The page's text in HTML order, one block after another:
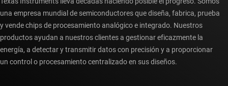
una empresa mundial de semiconductores que diseña, fabrica, prueba
y vende chips de procesamiento analógico e integrado. Nuestros
productos ayudan a nuestros clientes a gestionar eficazmente la
energía, a detectar y transmitir datos con precisión y a proporcionar
un control o procesamiento centralizado en sus diseños.